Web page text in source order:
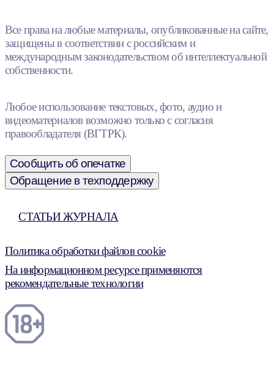
Все права на любые материалы, опубликованные на сайте,
защищены в соответствии с российским и
международным законодательством об интеллектуальной
собственности.
Любое использование текстовых, фото, аудио и
видеоматериалов возможно только с согласия
правообладателя (ВГТРК).
Сообщить об опечатке
Обращение в техподдержку
СТАТЬИ ЖУРНАЛА
Политика обработки файлов cookie
На информационном ресурсе применяются
рекомендательные технологии